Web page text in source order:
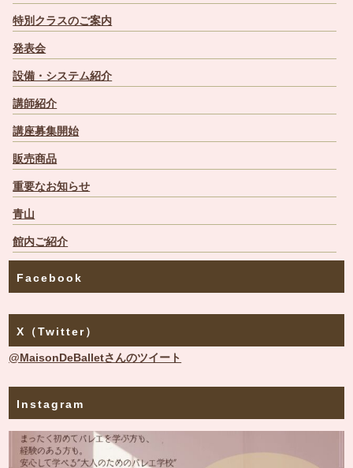
特別クラスのご案内
発表会
設備・システム紹介
講師紹介
講座募集開始
販売商品
重要なお知らせ
青山
館内ご紹介
Facebook
X（Twitter）
@MaisonDeBalletさんのツイート
Instagram